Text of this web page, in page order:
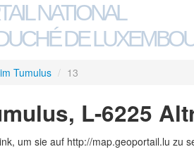
NATIONAL
DE
Tumulus / 13
L-6225
um sie auf http://map.geoportail.lu zu